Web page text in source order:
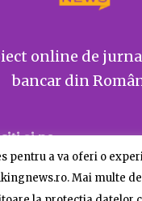
online de
bancar din
și pe
pentru a va oferi o
Mai multe